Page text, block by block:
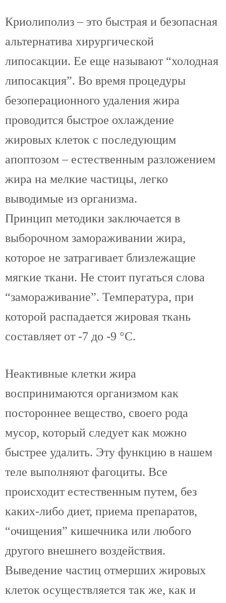
Криолиполиз – это быстрая и безопасная
альтернатива хирургической
липосакции. Ее еще называют “холодная
липосакция”. Во время процедуры
безоперационного удаления жира
проводится быстрое охлаждение
жировых клеток с последующим
апоптозом – естественным разложением
жира на мелкие частицы, легко
выводимые из организма.
Принцип методики заключается в
выборочном замораживании жира,
которое не затрагивает близлежащие
мягкие ткани. Не стоит пугаться слова
“замораживание”. Температура, при
которой распадается жировая ткань
составляет от -7 до -9 °С.
Неактивные клетки жира
воспринимаются организмом как
постороннее вещество, своего рода
мусор, который следует как можно
быстрее удалить. Эту функцию в нашем
теле выполняют фагоциты. Все
происходит естественным путем, без
каких-либо диет, приема препаратов,
“очищения” кишечника или любого
другого внешнего воздействия.
Выведение частиц отмерших жировых
клеток осуществляется так же, как и